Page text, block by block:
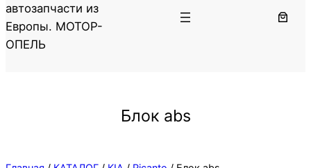
автозапчасти из
Европы. МОТОР-
ОПЕЛЬ
Блок abs